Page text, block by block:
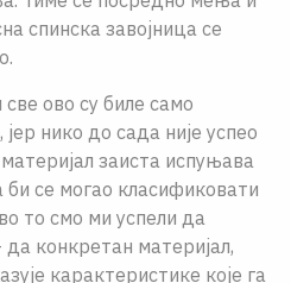
спинска завојница се
ово су биле само
нико до сада није успео
заиста испуњава
се могао класификовати
то смо ми успели да
конкретан материјал,
карактеристике које га